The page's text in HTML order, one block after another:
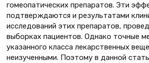
гомеопатических препаратов. Эти
подтверждаются и результатами
исследований этих препаратов,
выборках пациентов. Однако точные
указанного класса лекарственных
неизученными. Поэтому в данной